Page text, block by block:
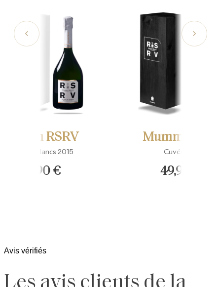
Mumm RSRV
Blanc de blancs 2015
59,90 €
Mumm RSRV
Cuvée 4.5
49,90 €
Avis vérifiés